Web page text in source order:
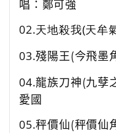
唱：鄭可強
02.天地殺我(天牟
03.殘陽王(今飛墨
04.龍族刀神(九孽
愛國
05.秤價仙(秤價仙